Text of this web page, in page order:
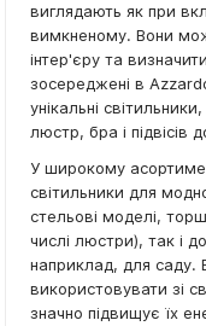
виглядають як при
вимкненому. Вони
інтер'єру та
зосереджені в
унікальні
люстр, бра і підвісів
У широкому
світильники для
стельові моделі,
числі люстри), так і
наприклад, для саду.
використовувати зі
значно підвищує їх